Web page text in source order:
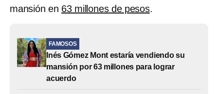
mansión en 63 millones de pesos.
FAMOSOS
Inés Gómez Mont estaría vendiendo su
mansión por 63 millones para lograr
acuerdo